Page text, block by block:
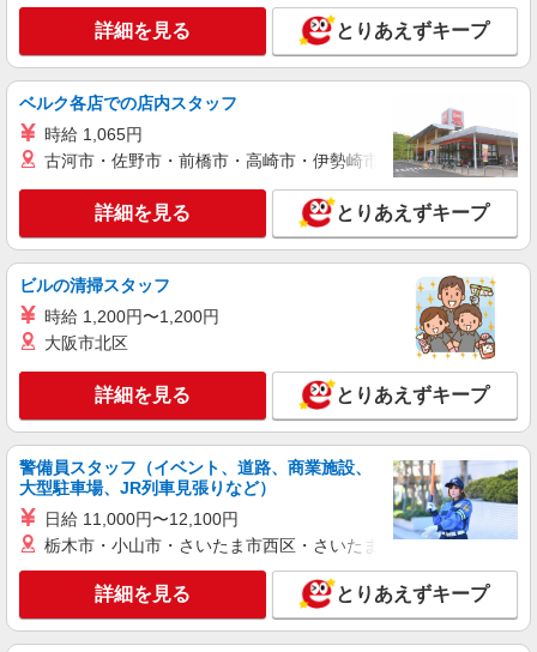
キープ 詳細を見る
派遣社員
株式会社kotrio /●SW-H1-2099354
北小金駅★病院でお掃除/食事の配膳など♪★激
時給1650円〜2312円 ＜日払い有/週払い有/交
通費全支給(ガソリン代含む)＞
松戸市 ＜北小金駅チカ＞
キープ 詳細を見る
派遣社員
株式会社トラストグロース 新宿本社 第1営業部
クリニックでの看護師
時給：2,100〜2,200円 ※資格・経験などによ
る
千葉県松戸市
キープ 詳細を見る
職業紹介
株式会社トラストグロース 新宿本社 第1営業部
介護老人保健施設での看護師
詳細を見る とりあえずキープ
ベルク各店での店内スタッフ
時給 1,065円
古河市・佐野市・前橋市・高崎市・伊勢崎市・太田市・館林市
詳細を見る とりあえずキープ
ビルの清掃スタッフ
時給 1,200円〜1,200円
大阪市北区
詳細を見る とりあえずキープ
警備員スタッフ（イベント、道路、商業施設、
大型駐車場、JR列車見張りなど）
日給 11,000円〜12,100円
栃木市・小山市・さいたま市西区・さいたま市岩槻区・久喜市・
詳細を見る とりあえずキープ